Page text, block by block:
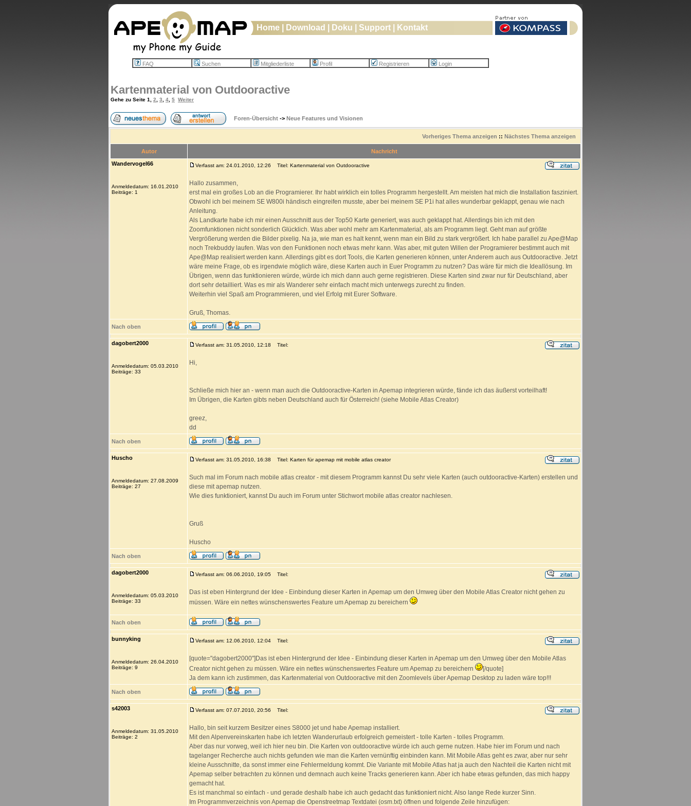
Home Download Doku Support Kontakt
FAQ Suchen Mitgliederliste Profil Registrieren Login
Kartenmaterial von Outdooractive
Gehe zu Seite 1 2 3 4 5 Weiter
Foren-Übersicht -> Neue Features und Visionen
Vorheriges Thema anzeigen :: Nächstes Thema anzeigen
Autor
Nachricht
Wandervogel66
Anmeldedatum: 16.01.2010
Beiträge: 1
Verfasst am: 24.01.2010, 12:26 Titel: Kartenmaterial von Outdooractive
Hallo zusammen,
erst mal ein großes Lob an die Programierer. Ihr habt wirklich ein tolles Programm hergestellt. Am meisten hat mich die Installation fasziniert.
Obwohl ich bei meinem SE W800i händisch eingreifen musste, aber bei meinem SE P1i hat alles wunderbar geklappt, genau wie nach
Anleitung.
Als Landkarte habe ich mir einen Ausschnitt aus der Top50 Karte generiert, was auch geklappt hat. Allerdings bin ich mit den
Zoomfunktionen nicht sonderlich Glücklich. Was aber wohl mehr am Kartenmaterial, als am Programm liegt. Geht man auf größte
Vergrößerung werden die Bilder pixelig. Na ja, wie man es halt kennt, wenn man ein Bild zu stark vergrößert. Ich habe parallel zu Ape@Map
noch Trekbuddy laufen. Was von den Funktionen noch etwas mehr kann. Was aber, mit guten Willen der Programierer bestimmt auch mit
Ape@Map realisiert werden kann. Allerdings gibt es dort Tools, die Karten generieren können, unter Anderem auch aus Outdooractive. Jetzt
wäre meine Frage, ob es irgendwie möglich wäre, diese Karten auch in Euer Programm zu nutzen? Das wäre für mich die Ideallösung. Im
Übrigen, wenn das funktionieren würde, würde ich mich dann auch gerne registrieren. Diese Karten sind zwar nur für Deutschland, aber
dort sehr detailliert. Was es mir als Wanderer sehr einfach macht mich unterwegs zurecht zu finden.
Weiterhin viel Spaß am Programmieren, und viel Erfolg mit Eurer Software.
Gruß, Thomas.
Nach oben
dagobert2000
Anmeldedatum: 05.03.2010
Beiträge: 33
Verfasst am: 31.05.2010, 12:18 Titel:
Hi,
Schließe mich hier an - wenn man auch die Outdooractive-Karten in Apemap integrieren würde, fände ich das äußerst vorteilhaft!
Im Übrigen, die Karten gibts neben Deutschland auch für Österreich! (siehe Mobile Atlas Creator)
greez,
dd
Nach oben
Huscho
Anmeldedatum: 27.08.2009
Beiträge: 27
Verfasst am: 31.05.2010, 16:38 Titel: Karten für apemap mit mobile atlas creator
Such mal im Forum nach mobile atlas creator - mit diesem Programm kannst Du sehr viele Karten (auch outdooractive-Karten) erstellen und
diese mit apemap nutzen.
Wie dies funktioniert, kannst Du auch im Forum unter Stichwort mobile atlas creator nachlesen.
Gruß
Huscho
Nach oben
dagobert2000
Anmeldedatum: 05.03.2010
Beiträge: 33
Verfasst am: 06.06.2010, 19:05 Titel:
Das ist eben Hintergrund der Idee - Einbindung dieser Karten in Apemap um den Umweg über den Mobile Atlas Creator nicht gehen zu
müssen. Wäre ein nettes wünschenswertes Feature um Apemap zu bereichern
Nach oben
bunnyking
Anmeldedatum: 26.04.2010
Beiträge: 9
Verfasst am: 12.06.2010, 12:04 Titel:
[quote="dagobert2000"]Das ist eben Hintergrund der Idee - Einbindung dieser Karten in Apemap um den Umweg über den Mobile Atlas
Creator nicht gehen zu müssen. Wäre ein nettes wünschenswertes Feature um Apemap zu bereichern
[/quote]
Ja dem kann ich zustimmen, das Kartenmaterial von Outdooractive mit den Zoomlevels über Apemap Desktop zu laden wäre top!!!
Nach oben
s42003
Anmeldedatum: 31.05.2010
Beiträge: 2
Verfasst am: 07.07.2010, 20:56 Titel:
Hallo, bin seit kurzem Besitzer eines S8000 jet und habe Apemap installiert.
Mit den Alpenvereinskarten habe ich letzten Wanderurlaub erfolgreich gemeistert - tolle Karten - tolles Programm.
Aber das nur vorweg, weil ich hier neu bin. Die Karten von outdooractive würde ich auch gerne nutzen. Habe hier im Forum und nach
tagelanger Recherche auch nichts gefunden wie man die Karten vernünftig einbinden kann. Mit Mobile Atlas geht es zwar, aber nur sehr
kleine Ausschnitte, da sonst immer eine Fehlermeldung kommt. Die Variante mit Mobile Atlas hat ja auch den Nachteil die Karten nicht mit
Apemap selber betrachten zu können und demnach auch keine Tracks generieren kann. Aber ich habe etwas gefunden, das mich happy
gemacht hat.
Es ist manchmal so einfach - und gerade deshalb habe ich auch gedacht das funktioniert nicht. Also lange Rede kurzer Sinn.
Im Programmverzeichnis von Apemap die Openstreetmap Textdatei (osm.txt) öffnen und folgende Zeile hinzufügen: